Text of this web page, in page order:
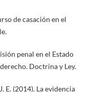
de casación en el
penal en el Estado
Doctrina y Ley.
E. (2014). La evidencia